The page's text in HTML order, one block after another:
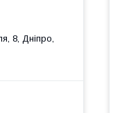
8, Дніпро,